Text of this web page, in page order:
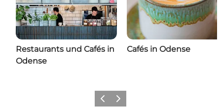
Restaurants und Cafés in
Odense
Cafés in Odense
ZurückWeiter